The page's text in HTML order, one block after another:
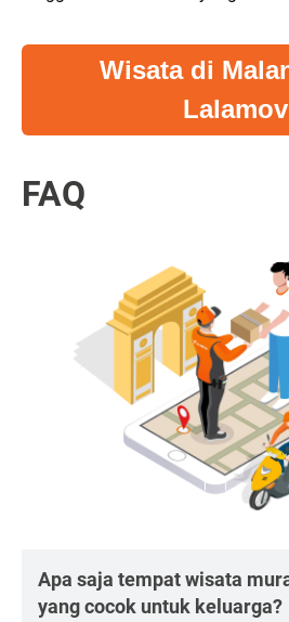
Wisata di
FAQ
Apa saja tempat wisata
yang cocok untuk keluarga?